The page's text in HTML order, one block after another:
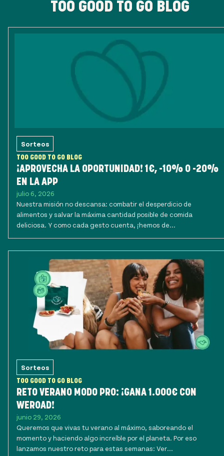
TOO GOOD TO GO BLOG
Sorteos
TOO GOOD TO GO BLOG
¡APROVECHA LA OPORTUNIDAD! 1€, -10% O -20%
EN LA APP
julio 6, 2026
Nuestra misión no descansa: combatir el desperdicio de
alimentos y salvar la máxima cantidad posible de comida
deliciosa. Y como cada gesto cuenta, ¡hemos de...
Sorteos
TOO GOOD TO GO BLOG
RETO VERANO MODO PRO: ¡GANA 1.000€ CON
WEROAD!
junio 29, 2026
Queremos que vivas tu verano al máximo, saboreando el
momento y haciendo algo increíble por el planeta. Por eso
lanzamos nuestro reto para estas semanas: Ver...